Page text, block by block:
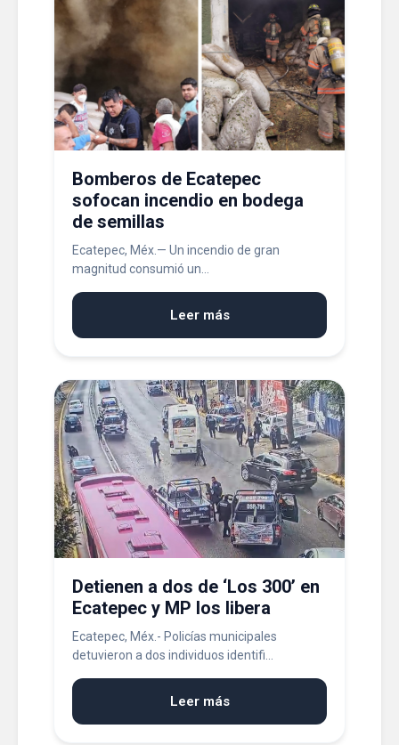
Bomberos de Ecatepec
sofocan incendio en bodega
de semillas
Ecatepec, Méx.— Un incendio de gran
magnitud consumió un...
Leer más
Detienen a dos de ‘Los 300’ en
Ecatepec y MP los libera
Ecatepec, Méx.- Policías municipales
detuvieron a dos individuos identifi...
Leer más